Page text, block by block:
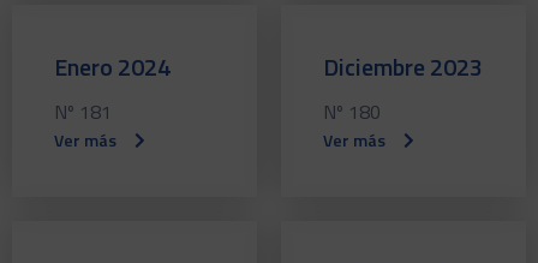
Enero 2024
Nº 181
Ver más
Diciembre 2023
Nº 180
Ver más